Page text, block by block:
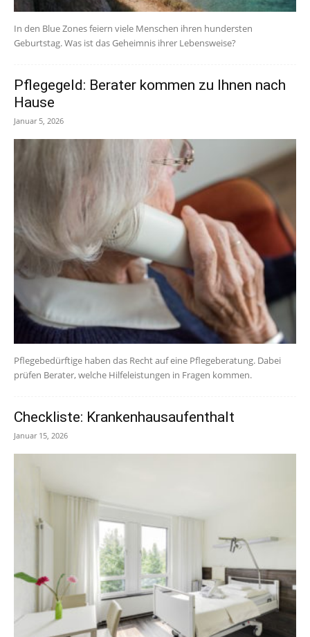
In den Blue Zones feiern viele Menschen ihren hundersten
Geburtstag. Was ist das Geheimnis ihrer Lebensweise?
Pflegegeld: Berater kommen zu Ihnen nach
Hause
Januar 5, 2026
Pflegebedürftige haben das Recht auf eine Pflegeberatung. Dabei
prüfen Berater, welche Hilfeleistungen in Fragen kommen.
Checkliste: Krankenhausaufenthalt
Januar 15, 2026